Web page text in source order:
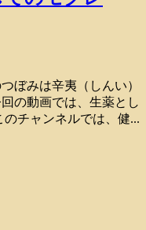
ぼみは辛夷（しんい）
の動画では、生薬とし
チャンネルでは、健...